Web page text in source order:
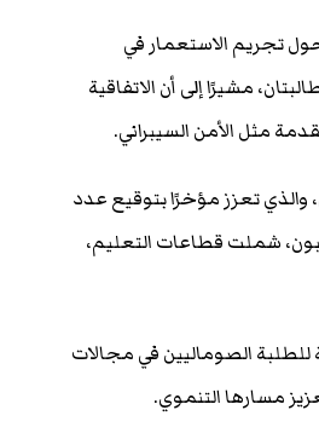
تجريم الاستعمار في
بينهم طالبتان، مشيرًا إلى أن الاتفاقية
والذي تعزز مؤخرًا بتوقيع عدد
شملت قطاعات التعليم،
كان قد أعلن سابقًا عن تخصيص 500 منحة إضافية للطلبة الصوماليين في مجالات
مسارها التنموي.